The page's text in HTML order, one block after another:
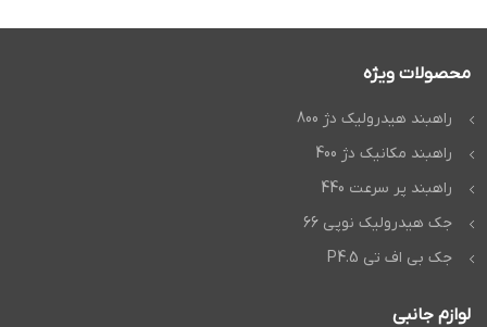
محصولات ویژه
راهبند هیدرولیک دژ 800
راهبند مکانیک دژ 400
راهبند پر سرعت 440
جک هیدرولیک نوپی 66
جک بی اف تی P4.5
لوازم جانبی